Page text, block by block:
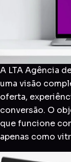
A LTA Agência
uma visão
oferta,
conversão. O
que funcione
apenas como